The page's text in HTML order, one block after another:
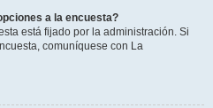
a la encuesta?
está fijado por la administración. Si
comuníquese con La